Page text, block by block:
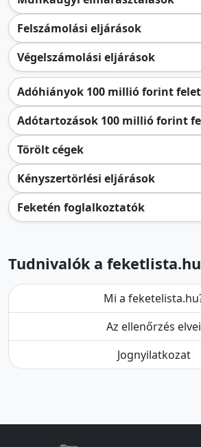
Felszámolási eljárások
Végelszámolási eljárások
Adóhiányok 100 millió forint
Adótartozások 100 millió forint
Törölt cégek
Kényszertörlési eljárások
Feketén foglalkoztatók
Tudnivalók a
Mi a
Az ellenőrzés elvei
Jognyilatkozat